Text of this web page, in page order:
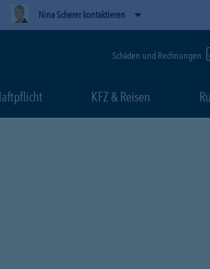
Nina Scherer kontaktieren
Schäden und Rechnungen
KFZ & Reisen